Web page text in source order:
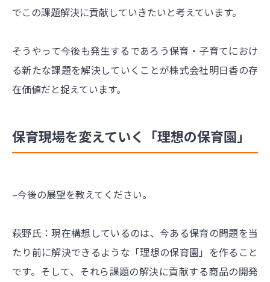
でこの課題解決に貢献していきたいと考えています。
そうやって今後も発生するであろう保育・子育てにおけ
る新たな課題を解決していくことが株式会社明日香の存
在価値だと捉えています。
保育現場を変えていく「理想の保育園」
–今後の展望を教えてください。
萩野氏：現在構想しているのは、今ある保育の問題を当
たり前に解決できるような「理想の保育園」を作ること
です。そして、それら課題の解決に貢献する商品の開発